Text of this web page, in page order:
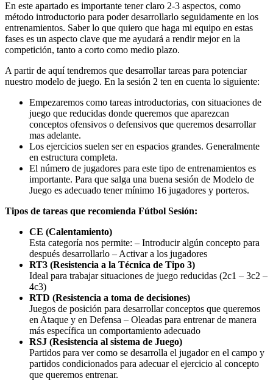
En este apartado es importante tener claro 2-3 aspectos, como
método introductorio para poder desarrollarlo seguidamente en los
entrenamientos. Saber lo que quiero que haga mi equipo en estas
fases es un aspecto clave que me ayudará a rendir mejor en la
competición, tanto a corto como medio plazo.
A partir de aquí tendremos que desarrollar tareas para potenciar
nuestro modelo de juego. En la sesión 2 ten en cuenta lo siguiente:
Empezaremos como tareas introductorias, con situaciones de
juego que reducidas donde queremos que aparezcan
conceptos ofensivos o defensivos que queremos desarrollar
mas adelante.
Los ejercicios suelen ser en espacios grandes. Generalmente
en estructura completa.
El número de jugadores para este tipo de entrenamientos es
importante. Para que salga una buena sesión de Modelo de
Juego es adecuado tener mínimo 16 jugadores y porteros.
Tipos de tareas que recomienda Fútbol Sesión:
CE (Calentamiento)
Esta categoría nos permite: – Introducir algún concepto para
después desarrollarlo – Activar a los jugadores
RT3 (Resistencia a la Técnica de Tipo 3)
Ideal para trabajar situaciones de juego reducidas (2c1 – 3c2 –
4c3)
RTD (Resistencia a toma de decisiones)
Juegos de posición para desarrollar conceptos que queremos
en Ataque y en Defensa – Oleadas para entrenar de manera
más específica un comportamiento adecuado
RSJ (Resistencia al sistema de Juego)
Partidos para ver como se desarrolla el jugador en el campo y
partidos condicionados para adecuar el ejercicio al concepto
que queremos entrenar.